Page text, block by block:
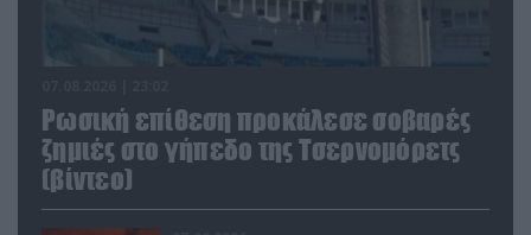
Ρωσική επίθεση προκάλεσε σοβαρές
ζημιές στο γήπεδο της Τσερνομόρετς
(βίντεο)